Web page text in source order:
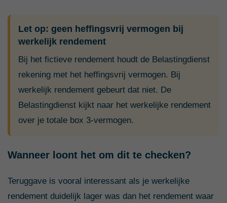
Let op: geen heffingsvrij vermogen bij
werkelijk rendement
Bij het fictieve rendement houdt de Belastingdienst
rekening met het heffingsvrij vermogen. Bij
werkelijk rendement gebeurt dat niet. De
Belastingdienst kijkt naar het werkelijke rendement
over je totale box 3-vermogen.
Wanneer loont het om dit te checken?
Teruggave is vooral interessant als je werkelijke
rendement duidelijk lager was dan het rendement waar